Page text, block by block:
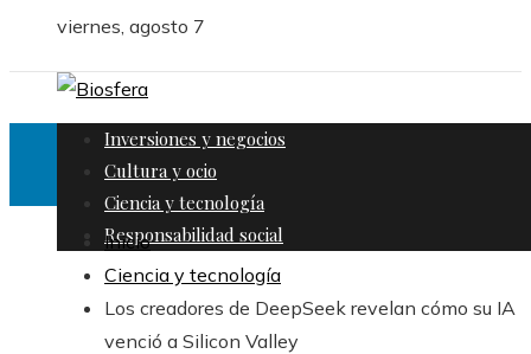
viernes, agosto 7
Inversiones y negocios
Cultura y ocio
Ciencia y tecnología
Responsabilidad social
Inicio
Ciencia y tecnología
Los creadores de DeepSeek revelan cómo su IA
venció a Silicon Valley